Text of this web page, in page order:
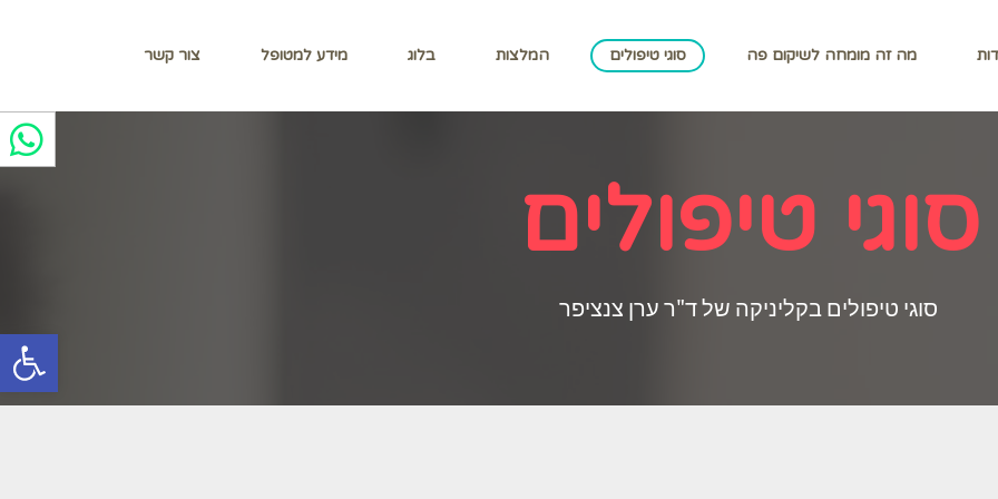
פתח
מה זה מומחה לשיקום פה סוגי טיפולים המלצות בלוג מידע למטופל צור קשר
סוגי טיפולים
סוגי טיפולים בקליניקה של ד"ר ערן צנציפר